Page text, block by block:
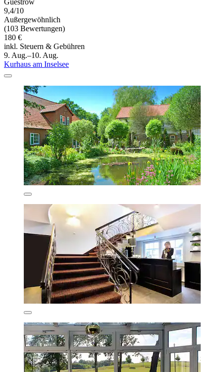
9,4/10
Außergewöhnlich
(103 Bewertungen)
180 €
inkl. Steuern & Gebühren
9. Aug.–10. Aug.
Kurhaus am Inselsee